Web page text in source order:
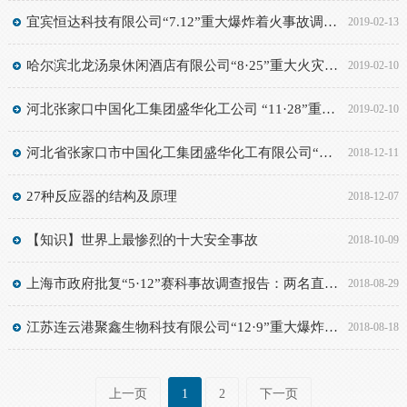
2019-02-13
宜宾恒达科技有限公司“7.12”重大爆炸着火事故调查报告
2019-02-10
哈尔滨北龙汤泉休闲酒店有限公司“8·25”重大火灾责任事故调查报告
2019-02-10
河北张家口中国化工集团盛华化工公司 “11·28”重大爆燃事故调查报告
2018-12-11
河北省张家口市中国化工集团盛华化工有限公司“11.28”重大燃爆事故
2018-12-07
27种反应器的结构及原理
2018-10-09
【知识】世界上最惨烈的十大安全事故
2018-08-29
上海市政府批复“5·12”赛科事故调查报告：两名直线管理人员涉刑事犯罪（附动火作业培训PPT）
2018-08-18
江苏连云港聚鑫生物科技有限公司“12·9”重大爆炸事故调查报告
上一页 1 2 下一页